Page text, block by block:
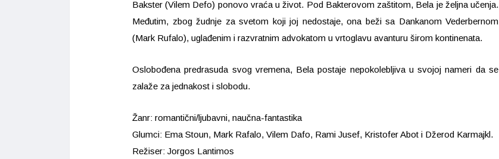
Bakster (Vilem Defo) ponovo vraća u život. Pod Bakterovom zaštitom, Bela je željna učenja.
Međutim, zbog žudnje za svetom koji joj nedostaje, ona beži sa Dankanom Vederbernom
(Mark Rufalo), uglađenim i razvratnim advokatom u vrtoglavu avanturu širom kontinenata.
Oslobođena predrasuda svog vremena, Bela postaje nepokolebljiva u svojoj nameri da se
zalaže za jednakost i slobodu.
Žanr: romantični/ljubavni, naučna-fantastika
Glumci: Ema Stoun, Mark Rafalo, Vilem Dafo, Rami Jusef, Kristofer Abot i Džerod Karmajkl.
Režiser: Jorgos Lantimos